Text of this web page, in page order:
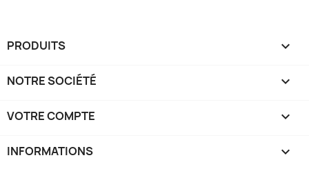
PRODUITS 
NOTRE SOCIÉTÉ 
VOTRE COMPTE 
INFORMATIONS keyboard_arrow_down